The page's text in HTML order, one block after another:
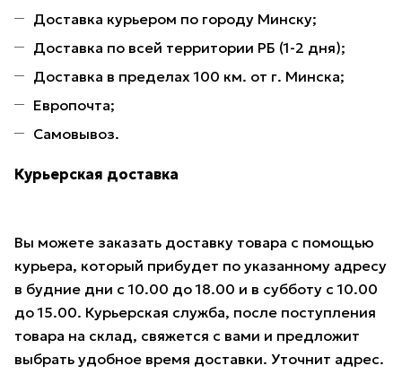
Доставка курьером по городу Минску;
Доставка по всей территории РБ (1-2 дня);
Доставка в пределах 100 км. от г. Минска;
Европочта;
Самовывоз.
Курьерская доставка
Вы можете заказать доставку товара с помощью
курьера, который прибудет по указанному адресу
в будние дни с 10.00 до 18.00 и в субботу с 10.00
до 15.00. Курьерская служба, после поступления
товара на склад, свяжется с вами и предложит
выбрать удобное время доставки. Уточнит адрес.